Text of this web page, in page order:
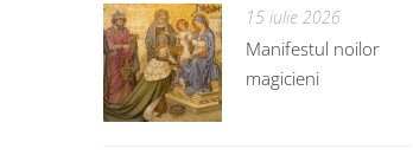
15 iulie 2026
Manifestul noilor
magicieni